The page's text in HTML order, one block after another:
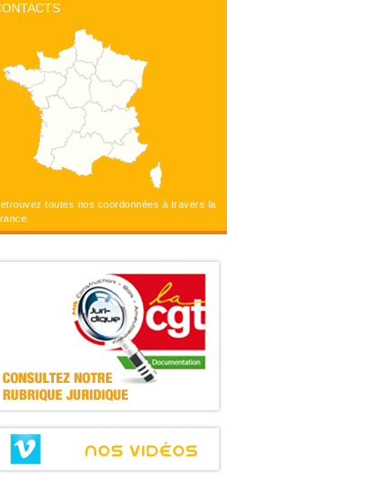
toutes nos coordonnées à travers la